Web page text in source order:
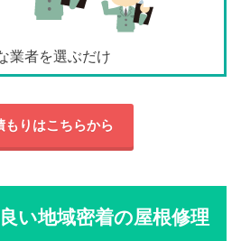
業者を選ぶだけ
もりはこちらから
い地域密着の屋根修理